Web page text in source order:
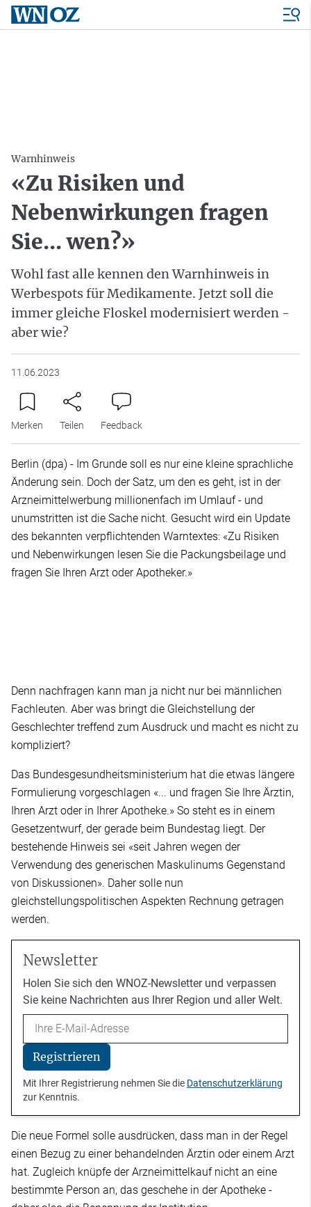
Warnhinweis
«Zu Risiken und
Nebenwirkungen fragen
Sie... wen?»
Wohl fast alle kennen den Warnhinweis in
Werbespots für Medikamente. Jetzt soll die
immer gleiche Floskel modernisiert werden -
aber wie?
11.06.2023
Merken Teilen Feedback
Berlin (dpa) - Im Grunde soll es nur eine kleine sprachliche
Änderung sein. Doch der Satz, um den es geht, ist in der
Arzneimittelwerbung millionenfach im Umlauf - und
unumstritten ist die Sache nicht. Gesucht wird ein Update
des bekannten verpflichtenden Warntextes: «Zu Risiken
und Nebenwirkungen lesen Sie die Packungsbeilage und
fragen Sie Ihren Arzt oder Apotheker.»
Denn nachfragen kann man ja nicht nur bei männlichen
Fachleuten. Aber was bringt die Gleichstellung der
Geschlechter treffend zum Ausdruck und macht es nicht zu
kompliziert?
Das Bundesgesundheitsministerium hat die etwas längere
Formulierung vorgeschlagen «... und fragen Sie Ihre Ärztin,
Ihren Arzt oder in Ihrer Apotheke.» So steht es in einem
Gesetzentwurf, der gerade beim Bundestag liegt. Der
bestehende Hinweis sei «seit Jahren wegen der
Verwendung des generischen Maskulinums Gegenstand
von Diskussionen». Daher solle nun
gleichstellungspolitischen Aspekten Rechnung getragen
werden.
Newsletter
Holen Sie sich den WNOZ-Newsletter und verpassen
Sie keine Nachrichten aus Ihrer Region und aller Welt.
Email
Registrieren
Mit Ihrer Registrierung nehmen Sie die Datenschutzerklärung
zur Kenntnis.
Die neue Formel solle ausdrücken, dass man in der Regel
einen Bezug zu einer behandelnden Ärztin oder einem Arzt
hat. Zugleich knüpfe der Arzneimittelkauf nicht an eine
bestimmte Person an, das geschehe in der Apotheke -